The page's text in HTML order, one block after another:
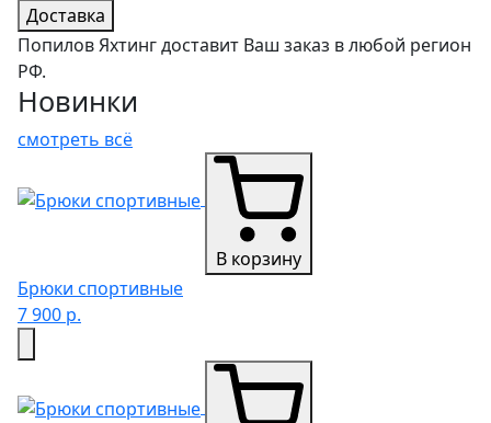
Доставка
Попилов Яхтинг доставит Ваш заказ в любой регион
РФ.
Новинки
смотреть всё
В корзину
Брюки спортивные
7 900 р.